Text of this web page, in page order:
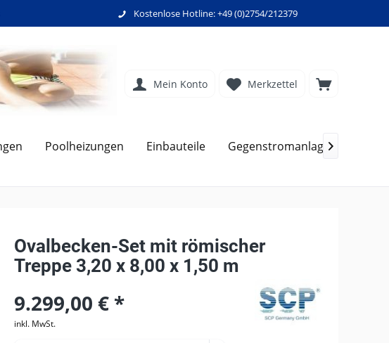
Kostenlose Hotline: +49 (0)2754/212379
Merkzettel
Mein Konto
Poolheizungen Einbauteile Gegenstromanlagen

Ovalbecken-Set mit römischer
Treppe 3,20 x 8,00 x 1,50 m
9.299,00 € *
inkl. MwSt.